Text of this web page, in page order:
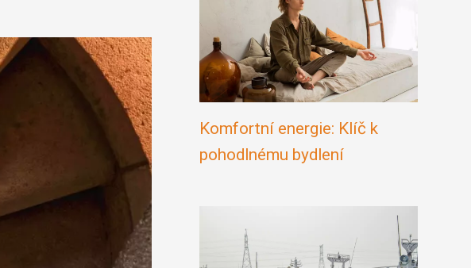
Komfortní energie: Klíč k
pohodlnému bydlení